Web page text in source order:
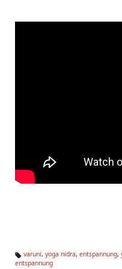
Ta
varuni, yoga nidra, entspannung,
entspannung